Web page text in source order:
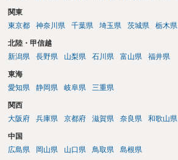
関東
東京都
神奈川県 千葉県 埼玉県 茨城県 栃木県
北陸・甲信越
新潟県
長野県 山梨県 石川県 富山県 福井県
東海
愛知県
静岡県 岐阜県 三重県
関西
大阪府
兵庫県 京都府 滋賀県 奈良県 和歌山県
中国
広島県
岡山県 山口県 鳥取県 島根県